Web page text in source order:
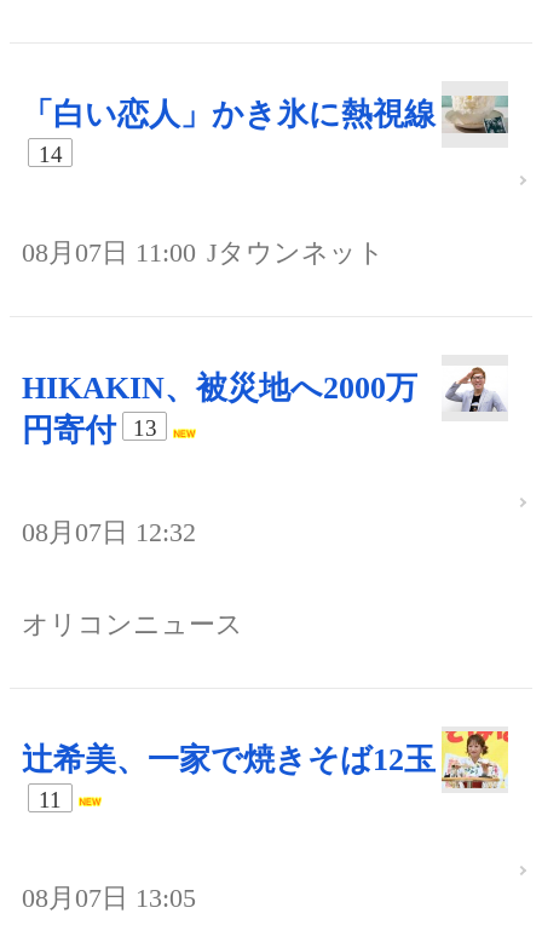
「白い恋人」かき氷に熱視線
14
08月07日 11:00 Jタウンネット
HIKAKIN、被災地へ2000万
円寄付
13
08月07日 12:32
オリコンニュース
辻希美、一家で焼きそば12玉
11
08月07日 13:05